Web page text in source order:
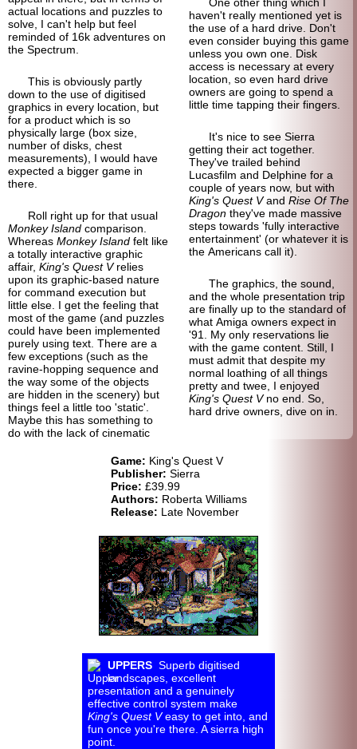
actual locations and puzzles to
solve, I can't help but feel
reminded of 16k adventures on
the Spectrum.
This is obviously partly
down to the use of digitised
graphics in every location, but
for a product which is so
physically large (box size,
number of disks, chest
measurements), I would have
expected a bigger game in
there.
Roll right up for that usual
Monkey Island comparison.
Whereas Monkey Island felt like
a totally interactive graphic
affair, King's Quest Vrelies
upon its graphic-based nature
for command execution but
little else. I get the feeling that
most of the game (and puzzles
could have been implemented
purely using text. There are a
few exceptions (such as the
ravine-hopping sequence and
the way some of the objects
are hidden in the scenery) but
things feel a little too 'static'.
Maybe this has something to
do with the lack of cinematic
haven't really mentioned yet is
the use of a hard drive. Don't
even consider buying this game
unless you own one. Disk
access is necessary at every
location, so even hard drive
owners are going to spend a
little time tapping their fingers.
It's nice to see Sierra
getting their act together.
They've trailed behind
Lucasfilm and Delphine for a
couple of years now, but with
King's Quest Vand Rise Of The
Dragonthey've made massive
steps towards 'fully interactive
entertainment' (or whatever it is
the Americans call it).
The graphics, the sound,
and the whole presentation trip
are finally up to the standard of
what Amiga owners expect in
'91. My only reservations lie
with the game content. Still, I
must admit that despite my
normal loathing of all things
pretty and twee, I enjoyed
King's Quest Vno end. So,
hard drive owners, dive on in.
Game: King's Quest V
Publisher: Sierra
Price: £39.99
Authors: Roberta Williams
Release: Late November
UPPERS Superb digitised
landscapes, excellent
presentation and a genuinely
effective control system make
King's Quest Veasy to get into, and
fun once you're there. A sierra high
point.